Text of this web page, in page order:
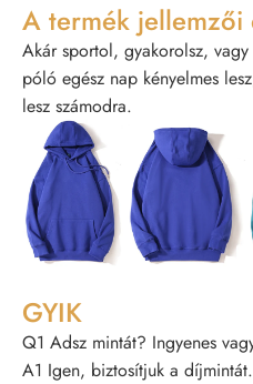
A termék jellemzői
Akár sportol, gyakorolsz,
póló egész nap kényelmes
lesz számodra.
GYIK
Q1 Adsz mintát? Ingyenes
A1 Igen, biztosítjuk a díjmintát.